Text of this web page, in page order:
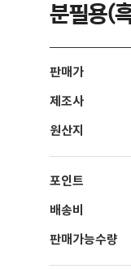
분필용(
판매가
제조사
원산지
포인트
배송비
판매가능수량